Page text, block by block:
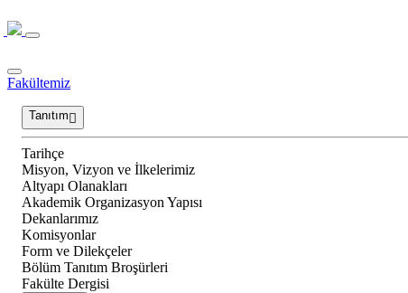
Fakültemiz
Tanıtım
Tarihçe
Misyon, Vizyon ve İlkelerimiz
Altyapı Olanakları
Akademik Organizasyon Yapısı
Dekanlarımız
Komisyonlar
Form ve Dilekçeler
Bölüm Tanıtım Broşürleri
Fakülte Dergisi